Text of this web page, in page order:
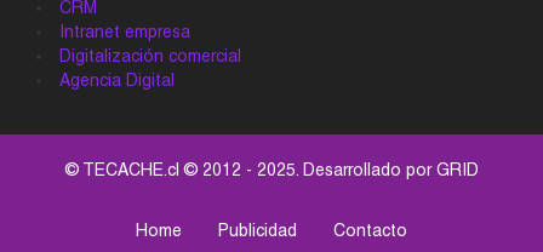
CRM
Intranet empresa
Digitalización comercial
Agencia Digital
© TECACHE.cl © 2012 - 2025. Desarrollado porGRID
Home Publicidad Contacto